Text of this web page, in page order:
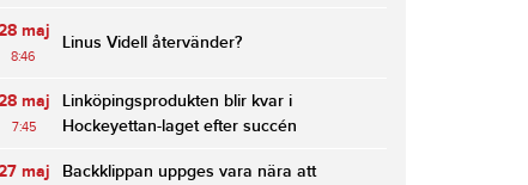
maj
8:46
Linus Videll återvänder?
maj
7:45
Linköpingsprodukten blir kvar i
Hockeyettan-laget efter succén
maj
Backklippan uppges vara nära att